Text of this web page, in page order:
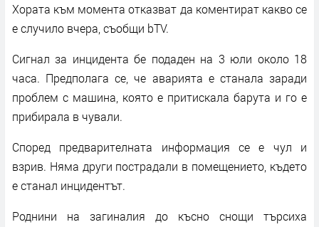
Хората към момента отказват да коментират какво се
е случило вчера, съобщи bTV.
Сигнал за инцидента бе подаден на 3 юли около 18
часа. Предполага се, че аварията е станала заради
проблем с машина, която е притискала барута и го е
прибирала в чували.
Според предварителната информация се е чул и
взрив. Няма други пострадали в помещението, където
е станал инцидентът.
Роднини на загиналия до късно снощи търсиха